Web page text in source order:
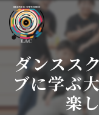
ダンスス
ブに学ぶ
楽